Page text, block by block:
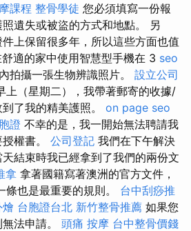
課程 整骨學徒 您必須填寫一份報
遺失或被盜的方式和地點。 另
上保留很多年，所以這些方面也值
適的家中使用智慧型手機在 3 seo
拍攝一張生物辨識照片。 設立公司
上（星期二），我帶著郵寄的收據/
了我的精美護照。 on page seo
證 不幸的是，我一開始無法聘請我
權書。 公司登記 我們在下午解決
結束時我已經拿到了我們的兩份文
拿 拿著國籍寫著澳洲的官方文件，
也是最重要的規則。 台中刮痧推
燴 台胞證台北 新竹整骨推薦 如果您
法申請。 頭痛 按摩 台中整骨價錢